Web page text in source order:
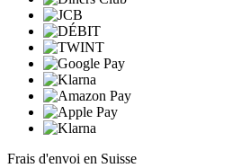
Frais d'envoi en Suisse